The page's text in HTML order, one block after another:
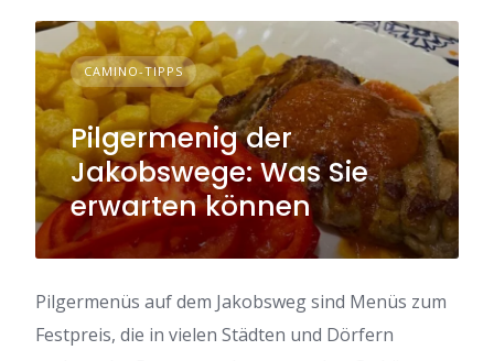
CAMINO-TIPPS
Pilgermenig der
Jakobswege: Was Sie
erwarten können
Pilgermenüs auf dem Jakobsweg sind Menüs zum
Festpreis, die in vielen Städten und Dörfern